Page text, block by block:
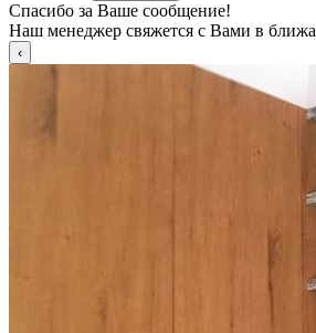
Спасибо за Ваше сообщение!
Наш менеджер свяжется с Вами в